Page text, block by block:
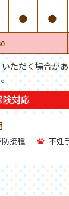
ただく場合が
接種
不妊